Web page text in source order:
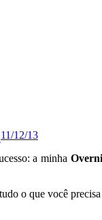
11/12/13
a minha
o que você